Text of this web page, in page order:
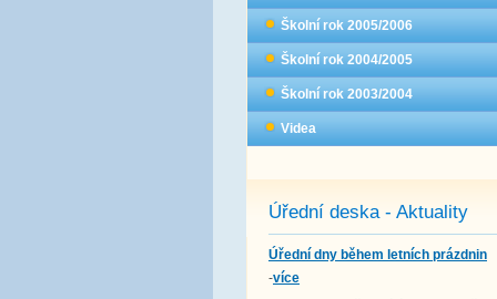
Školní rok 2005/2006
Školní rok 2004/2005
Školní rok 2003/2004
Videa
Úřední deska - Aktuality
Úřední dny během letních prázdnin
-více